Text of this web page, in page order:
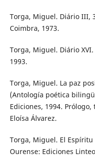
Torga, Miguel. Diário III,
Coimbra, 1973.
Torga, Miguel. Diário
1993.
Torga, Miguel. La paz
(Antología poética
Ediciones, 1994.
Eloísa Álvarez.
Torga, Miguel. El
Ourense: Ediciones